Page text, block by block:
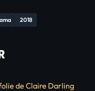
2018
de Claire Darling